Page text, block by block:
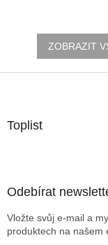
ZOBRAZIT
Toplist
Odebírat
Vložte svůj e-mail a
produktech na našem